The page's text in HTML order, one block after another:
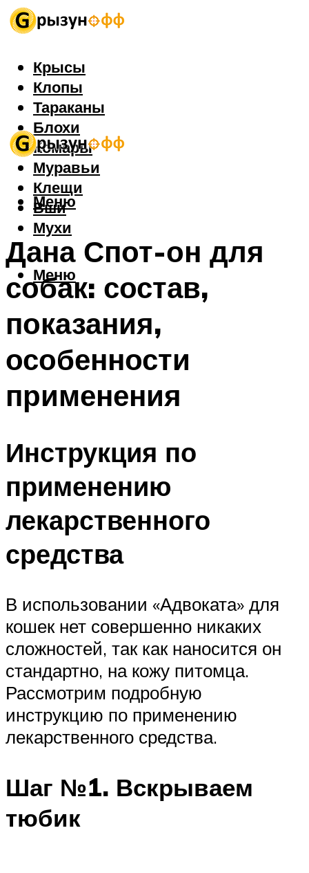
Крысы
Клопы
Тараканы
Блохи
Комары
Муравьи
Клещи
Вши
Мухи
Меню
Меню
Дана Спот-он для
собак: состав,
показания,
особенности
применения
Инструкция по
применению
лекарственного
средства
В использовании «Адвоката» для
кошек нет совершенно никаких
сложностей, так как наносится он
стандартно, на кожу питомца.
Рассмотрим подробную
инструкцию по применению
лекарственного средства.
Шаг №1. Вскрываем
тюбик